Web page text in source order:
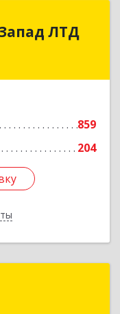
ЛТД
859
204
Петрозаводск г,
Подробнее